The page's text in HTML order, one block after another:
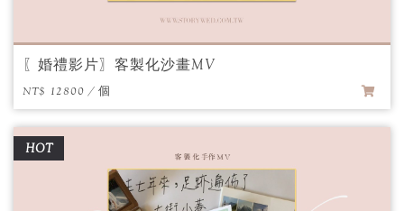
〖婚禮影片〗客製化沙畫MV
NT$ 12800 / 個
HOT